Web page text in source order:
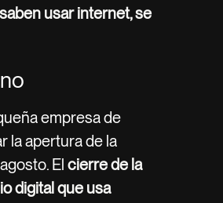
usar internet, se
empresa de
la apertura de la
El cierre de la
digital que usa